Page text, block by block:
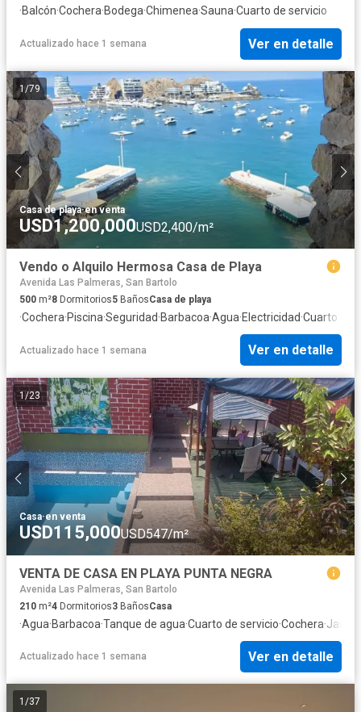
·Balcón·Cochera·Bodega·Chimenea·Sauna·Cuarto de servicio
Actualizado hace 1 semana Ver en detalle
1/79
Casa de playa·en venta
USD1,200,000USD2,400/m²
Vendo o Alquilo Hermosa Casa de Playa
Avenida Las Palmeras, San Bartolo
500 m²8 Dormitorios5 BañosCasa de playa
·Cochera·Piscina·Seguridad·Barbacoa·Agua·Electricidad·Cuarto de
Actualizado hace 1 semana Ver en detalle
1/23
Casa·en venta
USD115,000USD547/m²
VENTA DE CASA EN PLAYA PUNTA NEGRA
Avenida Las Palmeras, San Bartolo
210 m²4 Dormitorios3 BañosCasa
·Agua·Barbacoa·Tanque de agua·Cuarto de servicio·Cochera·Jardín
Actualizado hace 1 semana Ver en detalle
1 /37